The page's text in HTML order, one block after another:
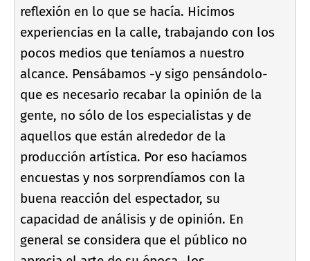
reflexión en lo que se hací­a. Hicimos
experiencias en la calle, trabajando con los
pocos medios que tení­amos a nuestro
alcance. Pensábamos -y sigo pensándolo-
que es necesario recabar la opinión de la
gente, no sólo de los especialistas y de
aquellos que están alrededor de la
producción artí­stica. Por eso hací­amos
encuestas y nos sorprendí­amos con la
buena reacción del espectador, su
capacidad de análisis y de opinión. En
general se considera que el público no